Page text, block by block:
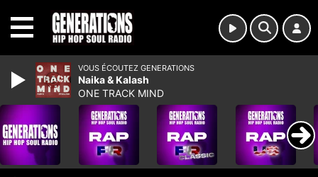
VOUS ÉCOUTEZ GENERATIONS
Naika & Kalash
ONE TRACK MIND